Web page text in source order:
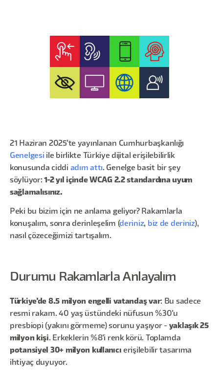
21 Haziran 2025'te yayınlanan Cumhurbaşkanlığı
Genelgesi ile birlikte Türkiye dijital erişilebilirlik
konusunda ciddi adım attı. Genelge basit bir şey
söylüyor:1-2 yıl içinde WCAG 2.2 standardına uyum
sağlamalısınız.
Peki bu bizim için ne anlama geliyor? Rakamlarla
konuşalım, sonra derinleşelim (deriniz, biz de deriniz),
nasıl çözeceğimizi tartışalım.
Durumu Rakamlarla Anlayalım
Türkiye'de 8.5 milyon engelli vatandaş var: Bu sadece
resmi rakam. 40 yaş üstündeki nüfusun %30'u
presbiopi (yakını görmeme) sorunu yaşıyor - yaklaşık 25
milyon kişi. Erkeklerin %8'i renk körü. Toplamda
potansiyel 30+ milyon kullanıcı erişilebilir tasarıma
ihtiyaç duyuyor.